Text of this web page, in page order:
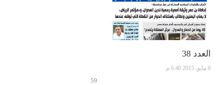
العدد 38
6 مايو, 2015 6:40 م
59